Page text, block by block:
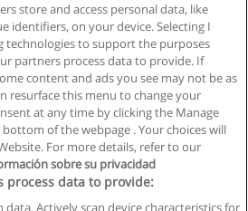
Nächste
Seite1von2
store and access personal data, like
identifiers, on your device. Selecting I
technologies to support the purposes
partners process data to provide. If
content and ads you see may not be as
resurface this menu to change your
at any time by clicking the Manage
of the webpage . Your choices will
For more details, refer to our
sobre su privacidad
process data to provide:
data. Actively scan device characteristics for